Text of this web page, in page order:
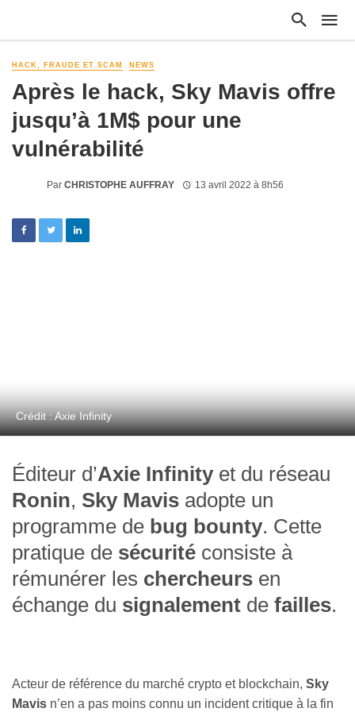
HACK, FRAUDE ET SCAM NEWS
Après le hack, Sky Mavis offre
jusqu’à 1M$ pour une
vulnérabilité
Par CHRISTOPHE AUFFRAY 13 avril 2022 à 8h56
Crédit : Axie Infinity
Éditeur d’Axie Infinityet du réseau
Ronin, Sky Mavis adopte un
programme de bug bounty. Cette
pratique de sécurité consiste à
rémunérer les chercheurs en
échange du signalement de failles.
Acteur de référence du marché crypto et blockchain, Sky
Mavis n’en a pas moins connu un incident critique à la fin